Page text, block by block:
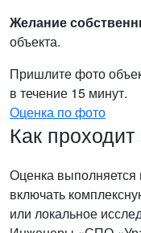
Желание
объекта.
Пришлите фото
в течение 15 минут.
Оценка по фото
Как проходит
Оценка выполняется
включать
или локальное